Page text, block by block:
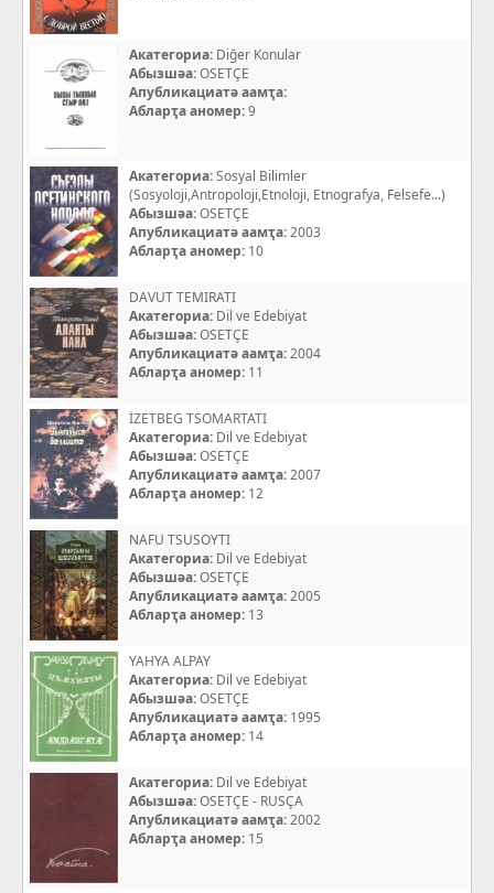
Акатегориа: Diğer Konular
Абызшәа:OSETÇE
Апубликациатә аамҭа:
Абларҭа аномер:9
Акатегориа:Sosyal Bilimler
(Sosyoloji,Antropoloji,Etnoloji, Etnografya, Felsefe...)
Абызшәа:OSETÇE
Апубликациатә аамҭа:2003
Абларҭа аномер: 10
DAVUT TEMIRATI
Акатегориа: Dil ve Edebiyat
Абызшәа:OSETÇE
Апубликациатә аамҭа:2004
Абларҭа аномер: 11
İZETBEG TSOMARTATI
Акатегориа: Dil ve Edebiyat
Абызшәа:OSETÇE
Апубликациатә аамҭа:2007
Абларҭа аномер: 12
NAFU TSUSOYTI
Акатегориа: Dil ve Edebiyat
Абызшәа:OSETÇE
Апубликациатә аамҭа:2005
Абларҭа аномер: 13
YAHYA ALPAY
Акатегориа: Dil ve Edebiyat
Абызшәа:OSETÇE
Апубликациатә аамҭа: 1995
Абларҭа аномер: 14
Акатегориа: Dil ve Edebiyat
Абызшәа:OSETÇE - RUSÇA
Апубликациатә аамҭа:2002
Абларҭа аномер: 15